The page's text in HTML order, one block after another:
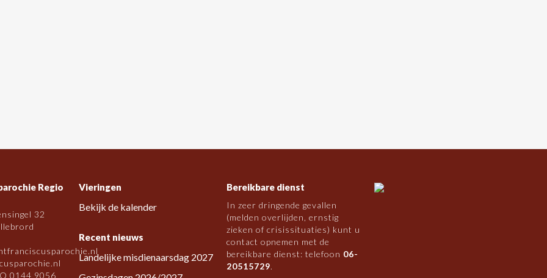
Regio
32
0144 9056
Vieringen
Bekijk de kalender
Recent nieuws
Landelijke misdienaarsdag 2027
Bereikbare dienst
In zeer dringende gevallen
(melden overlijden, ernstig
zieken of crisissituaties) kunt u
contact opnemen met de
bereikbare dienst: telefoon 06-
20515729.